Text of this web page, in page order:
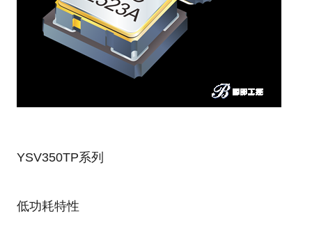
YSV350TP系列
低功耗特性